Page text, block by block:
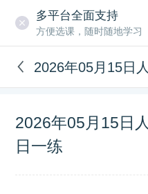
多平台全面支持
方便选课，随时随地学习
2026年05月15日
日一练